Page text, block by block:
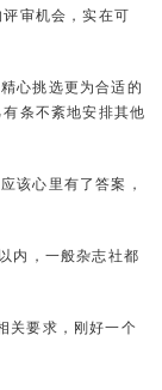
审机会，实在可
心挑选更为合适的
条不紊地安排其他
该心里有了答案，
内，一般杂志社都
关要求，刚好一个